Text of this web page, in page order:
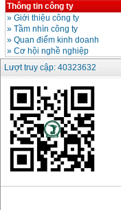
Giá:3980000
Máy cưa xích chạy
xăng Stihl MS661
Giá :29900000
Máy cắt góc đa năng
(1510W)
Giá:
Bộ máy khoan 100
chi tiết Bosch GSB
13RE (650W)
Giá: 2200000
Thông tin công ty
» Giới thiệu công ty
» Tầm nhìn công ty
» Quan điểm kinh doanh
» Cơ hội nghề nghiệp
Lượt truy cập: 40323632